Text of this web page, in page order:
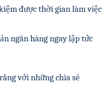
được thời gian làm việc
ngân hàng ngay lập tức
với những chia sẻ